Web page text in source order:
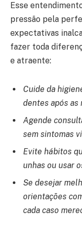
Esse
pressão pela
expectativas
fazer toda
e atraente:
Cuide da
dentes após
Agende
sem sintomas
Evite hábitos
unhas ou usar
Se desejar
orientações
cada caso